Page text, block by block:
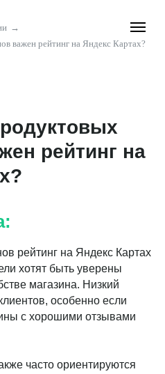
→
важен рейтинг на Яндекс Картах?
рейтинг на
рейтинг на Яндекс Картах
хотят быть уверены
магазина. Низкий
особенно если
с хорошими отзывами
часто ориентируются